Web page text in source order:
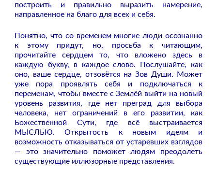
построить и правильно выразить намерение,
направленное на благо для всех и себя.
Понятно, что со временем многие люди осознанно
к этому придут, но, просьба к читающим,
прочитайте сердцем то, что вложено здесь в
каждую букву, в каждое слово. Послушайте, как
оно, ваше сердце, отзовётся на Зов Души. Может
уже пора проявлять себя и подключаться к
переменам, чтобы вместе с Землёй выйти на новый
уровень развития, где нет преград для выбора
человека, нет ограничений в его развитии, как
Божественной Сути, где всё выстраивается
МЫСЛЬЮ. Открытость к новым идеям и
возможность отказываться от устаревших взглядов
— это значительно поможет людям преодолеть
существующие иллюзорные представления.